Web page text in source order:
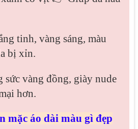
tinh, vàng sáng, màu
bị xỉn.
sức vàng đồng, giày nude
hơn.
mặc áo dài màu gì đẹp